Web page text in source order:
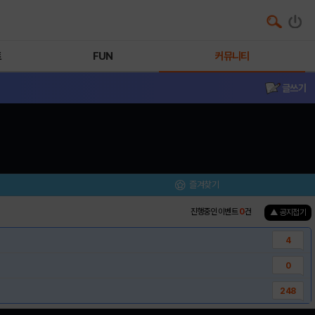
FUN 커뮤니티
글쓰기
즐겨찾기
진행중인 이벤트0건 ▲ 공지접기
4
0
248